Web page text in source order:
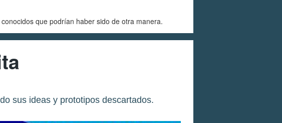
que podrían haber sido de otra manera.
sus ideas y prototipos descartados.